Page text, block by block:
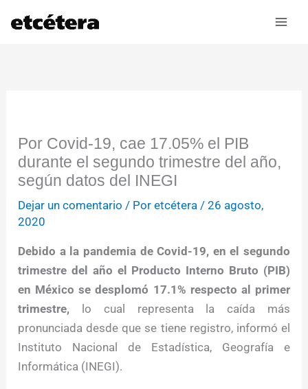
Por Covid-19, cae 17.05% el PIB
durante el segundo trimestre del año,
según datos del INEGI
Dejar un comentario / Poretcétera /26 agosto,
2020
Debido a la pandemia de Covid-19, en el segundo
trimestre del año el Producto Interno Bruto (PIB)
en México se desplomó 17.1% respecto al primer
trimestre, lo cual representa la caída más
pronunciada desde que se tiene registro, informó el
Instituto Nacional de Estadística, Geografía e
Informática (INEGI).